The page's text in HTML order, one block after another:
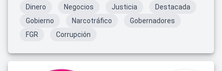
Dinero
Negocios Justicia
Destacada
Gobierno
Narcotráfico
Gobernadores
FGR
Corrupción